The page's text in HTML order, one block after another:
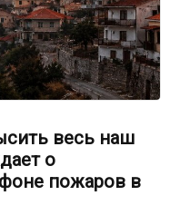
весь наш
о
пожаров в